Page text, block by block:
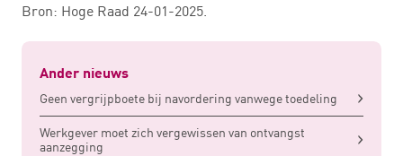
Bron: Hoge Raad 24-01-2025.
Ander nieuws
Geen vergrijpboete bij navordering vanwege toedeling
Werkgever moet zich vergewissen van ontvangst
aanzegging